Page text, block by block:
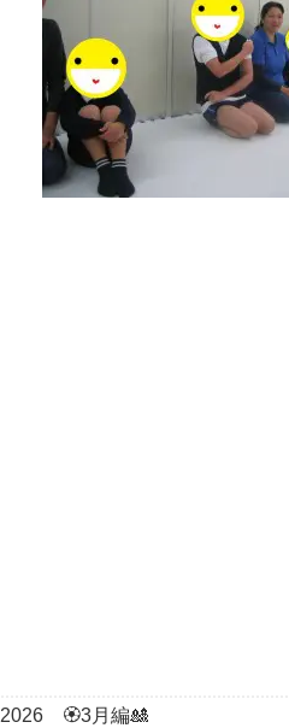
2026 🏵3月編🎎